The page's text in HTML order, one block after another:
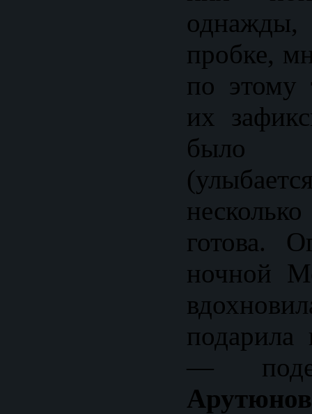
пробке,
по этому
их
было
готова.
ночной
—
Арутюнов